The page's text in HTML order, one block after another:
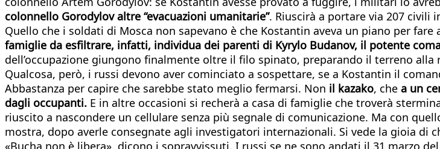
colonnello Gorodylov altre “evacuazioni umanitarie”. Riuscirà a portare via 207 civili
Quello che i soldati di Mosca non sapevano è che Kostantin aveva un piano per
famiglie da esfiltrare, infatti, individua dei parenti di Kyrylo Budanov, il potente
dell’occupazione giungono finalmente oltre il filo spinato, preparando il terreno alla
Qualcosa, però, i russi devono aver cominciato a sospettare, se a Kostantin il
Abbastanza per capire che sarebbe stato meglio fermarsi. Non il kazako, che a un
dagli occupanti. E in altre occasioni si recherà a casa di famiglie che troverà
riuscito a nascondere un cellulare senza più segnale di comunicazione. Ma con
mostra, dopo averle consegnate agli investigatori internazionali. Si vede la gioia di
«Bucha non è libera», dicono i sopravvissuti. I russi se ne sono andati il 31 marzo